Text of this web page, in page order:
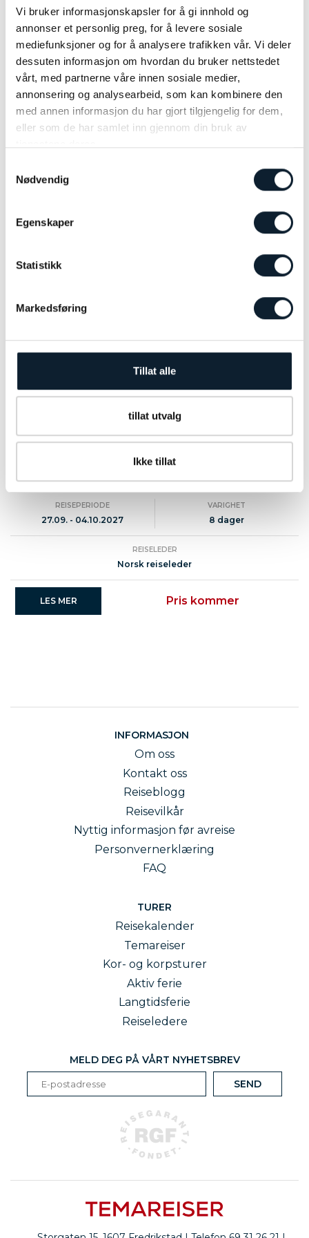
Vi bruker informasjonskapsler for å gi innhold og
annonser et personlig preg, for å levere sosiale
mediefunksjoner og for å analysere trafikken vår. Vi deler
dessuten informasjon om hvordan du bruker nettstedet
vårt, med partnerne våre innen sosiale medier,
annonsering og analysearbeid, som kan kombinere den
med annen informasjon du har gjort tilgjengelig for dem,
eller som de har samlet inn gjennom din bruk av
Nødvendig
Egenskaper
Statistikk
Markedsføring
Tillat alle
tillat utvalg
Ikke tillat
og lugarer. Reiseleder fra Temareiser
Fredrikstad vil delta på turene, slik at du er
ivaretatt under hele reisen.
Turer med Hurtigruten anbefales!
- Minner for livet
Se andre spennende temareiser
REISEPERIODE
23.03. - 28.03.2027
VARIGHET
7 dager
Helen Granlund
FRA 18 400,-
Foto: Tunatura
Fra Bergen legger vi ut på et stemningsfullt cruise
til noen av Norges mest imponerende naturperler –
Sognefjorden, Lysefjorden, Hardangerfjorden og
REISEPERIODE
27.09. - 04.10.2027
VARIGHET
8 dager
REISELEDER
Norsk reiseleder
LES MER Pris kommer
INFORMASJON
Om oss
Kontakt oss
Reiseblogg
Reisevilkår
Nyttig informasjon før avreise
Personvernerklæring
FAQ
TURER
Reisekalender
Temareiser
Kor- og korpsturer
Aktiv ferie
Langtidsferie
Reiseledere
MELD DEG PÅ VÅRT NYHETSBREV